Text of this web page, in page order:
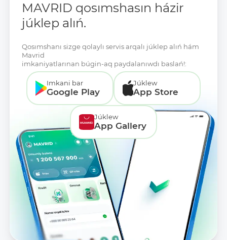
MAVRID qosımshasın házir
júklep alıń.
Qosımshanı sizge qolaylı servis arqalı júklep alıń hám
Mavrid
imkaniyatlarınan búgin-aq paydalanıwdı baslań!:
Imkani bar
Google Play
Júklew
App Store
Júklew
App Gallery